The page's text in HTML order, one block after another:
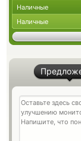
Наличные
Наличные